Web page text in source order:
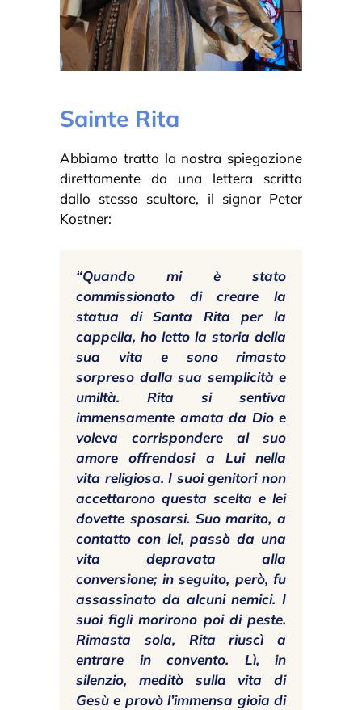
Sainte Rita
Abbiamo tratto la nostra spiegazione
direttamente da una lettera scritta
dallo stesso scultore, il signor Peter
Kostner:
“Quando mi è stato
commissionato di creare la
statua di Santa Rita per la
cappella, ho letto la storia della
sua vita e sono rimasto
sorpreso dalla sua semplicità e
umiltà. Rita si sentiva
immensamente amata da Dio e
voleva corrispondere al suo
amore offrendosi a Lui nella
vita religiosa. I suoi genitori non
accettarono questa scelta e lei
dovette sposarsi. Suo marito, a
contatto con lei, passò da una
vita depravata alla
conversione; in seguito, però, fu
assassinato da alcuni nemici. I
suoi figli morirono poi di peste.
Rimasta sola, Rita riuscì a
entrare in convento. Lì, in
silenzio, meditò sulla vita di
Gesù e provò l’immensa gioia di